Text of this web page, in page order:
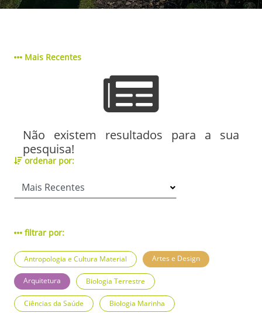
Mais Recentes
Não existem resultados para a sua
pesquisa!
ordenar por:
filtrar por:
Antropologia e Cultura Material Artes e Design
Arquitetura Biologia Terrestre
Ciências da Saúde Biologia Marinha